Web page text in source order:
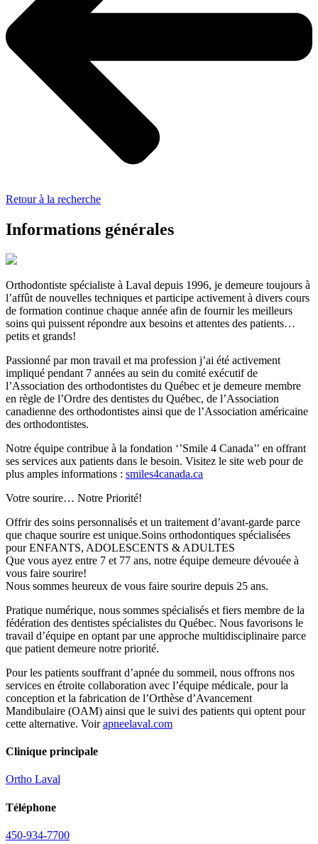
Retour à la recherche
Informations générales
Orthodontiste spécialiste à Laval depuis 1996, je demeure toujours à
l’affût de nouvelles techniques et participe activement à divers cours
de formation continue chaque année afin de fournir les meilleurs
soins qui puissent répondre aux besoins et attentes des patients…
petits et grands!
Passionné par mon travail et ma profession j’ai été activement
impliqué pendant 7 années au sein du comité exécutif de
l’Association des orthodontistes du Québec et je demeure membre
en règle de l’Ordre des dentistes du Québec, de l’Association
canadienne des orthodontistes ainsi que de l’Association américaine
des orthodontistes.
Notre équipe contribue à la fondation ‘’Smile 4 Canada’’ en offrant
ses services aux patients dans le besoin. Visitez le site web pour de
plus amples informations : smiles4canada.ca
Votre sourire… Notre Priorité!
Offrir des soins personnalisés et un traitement d’avant-garde parce
que chaque sourire est unique.Soins orthodontiques spécialisées
pour ENFANTS, ADOLESCENTS & ADULTES
Que vous ayez entre 7 et 77 ans, notre équipe demeure dévouée à
vous faire sourire!
Nous sommes heureux de vous faire sourire depuis 25 ans.
Pratique numérique, nous sommes spécialisés et fiers membre de la
fédération des dentistes spécialistes du Québec. Nous favorisons le
travail d’équipe en optant par une approche multidisciplinaire parce
que patient demeure notre priorité.
Pour les patients souffrant d’apnée du sommeil, nous offrons nos
services en étroite collaboration avec l’équipe médicale, pour la
conception et la fabrication de l’Orthèse d’Avancement
Mandibulaire (OAM) ainsi que le suivi des patients qui optent pour
cette alternative. Voirapneelaval.com
Clinique principale
Ortho Laval
Téléphone
450-934-7700